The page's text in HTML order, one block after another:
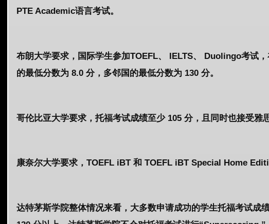
PTE Academic语言考试。
布朗大学要求，国际学生参加TOEFL、 IELTS、 Duolingo考试
的最低分数为 8.0 分，多邻国的最低分数为 130 分。
哥伦比亚大学要求，托福考试成绩至少 105 分，且同时也接受雅
康奈尔大学要求，TOEFL iBT 和 TOEFL iBT Special Home
达特茅斯学院整体情况来看，大多数申请成功的学生托福考试成